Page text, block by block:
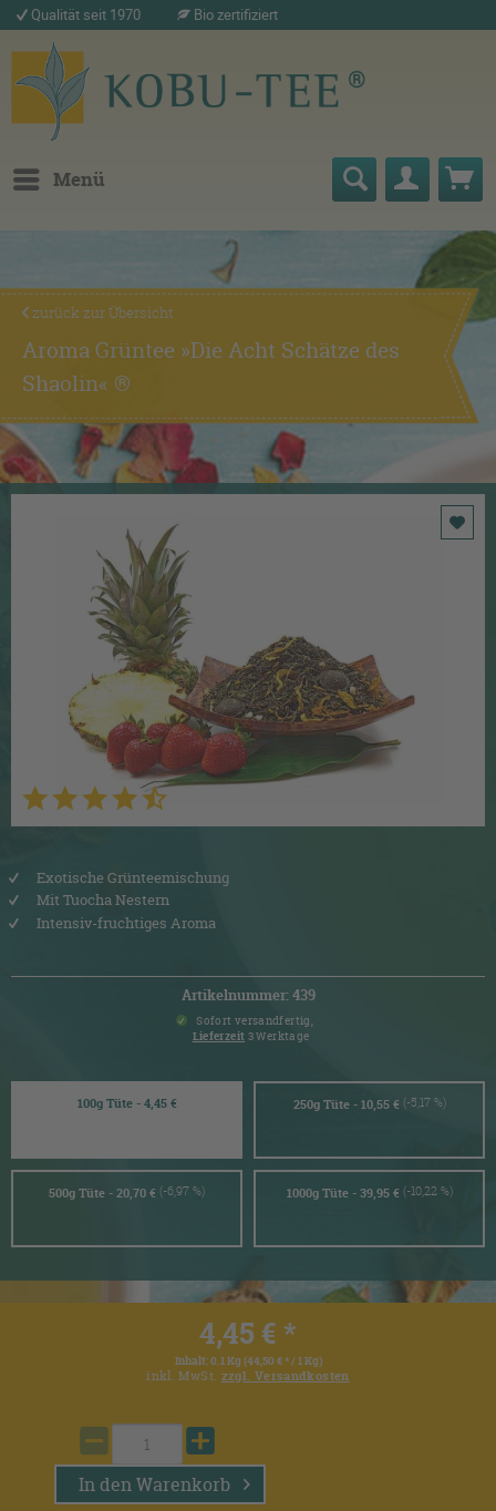
Qualität seit 1970 Bio zertifiziert
Menü
zurück zur Übersicht
Aroma Grüntee »Die Acht Schätze des
Shaolin« ®
Exotische Grünteemischung
Mit Tuocha Nestern
Intensiv-fruchtiges Aroma
Artikelnummer: 439
Sofort versandfertig,
Lieferzeit 3 Werktage
100g Tüte - 4,45 € 250g Tüte - 10,55 € (-5,17 %)
500g Tüte - 20,70 € (-6,97 %) 1000g Tüte - 39,95 € (-10,22 %)
4,45 € *
Inhalt:0.1 Kg (44,50 € * / 1 Kg)
inkl. MwSt. zzgl. Versandkosten
In denWarenkorb